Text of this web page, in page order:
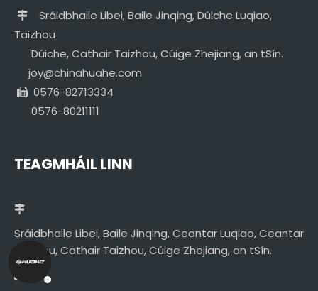
 Sráidbhaile Libei, Baile Jinqing, Dúiche Luqiao,
Taizhou
Dúiche, Cathair Taizhou, Cúige Zhejiang, an tSín.
joy@chinahuahe.com
 0576-82713334
0576-80211111
TEAGMHÁIL LINN
Sráidbhaile Libei, Baile Jinqing, Ceantar Luqiao, Ceantar
Taizhou, Cathair Taizhou, Cúige Zhejiang, an tSín.